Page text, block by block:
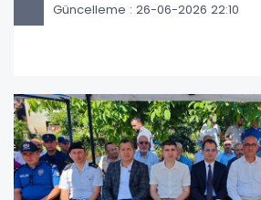
Güncelleme : 26-06-2026 22:10